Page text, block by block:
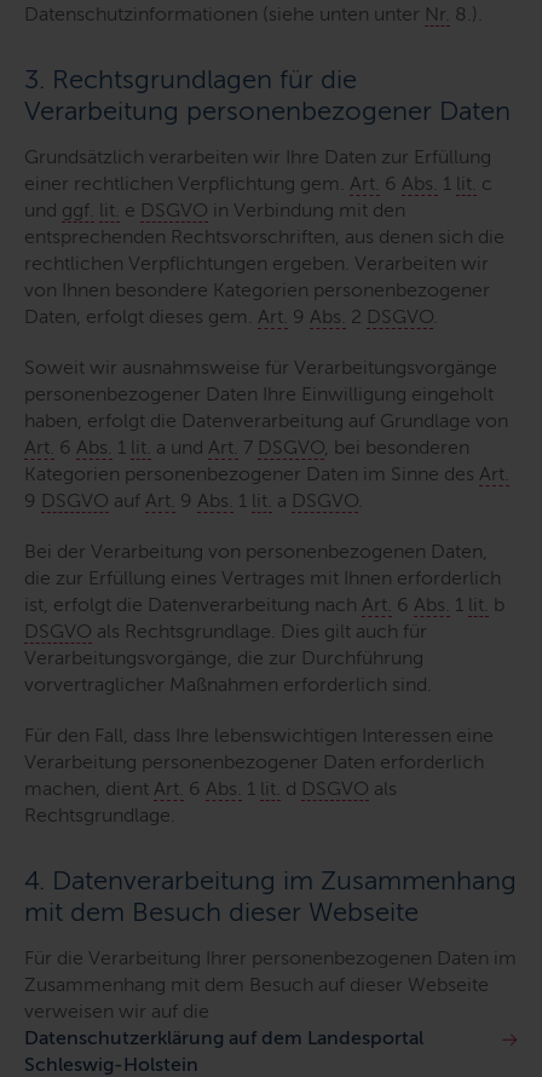
Datenschutzinformationen (siehe unten unter Nr. 8.).
3. Rechtsgrundlagen für die
Verarbeitung personenbezogener Daten
Grundsätzlich verarbeiten wir Ihre Daten zur Erfüllung
einer rechtlichen Verpflichtung gem. Art. 6 Abs. 1 lit. c
und ggf. lit. e DSGVO in Verbindung mit den
entsprechenden Rechtsvorschriften, aus denen sich die
rechtlichen Verpflichtungen ergeben. Verarbeiten wir
von Ihnen besondere Kategorien personenbezogener
Daten, erfolgt dieses gem. Art. 9 Abs. 2 DSGVO
Soweit wir ausnahmsweise für Verarbeitungsvorgänge
personenbezogener Daten Ihre Einwilligung eingeholt
haben, erfolgt die Datenverarbeitung auf Grundlage von
Art. 6 Abs. 1 lit. a und Art. 7 DSGVO, bei besonderen
Kategorien personenbezogener Daten im Sinne des Art.
9 DSGVO auf Art. 9 Abs. 1 lit. a DSGVO
Bei der Verarbeitung von personenbezogenen Daten,
die zur Erfüllung eines Vertrages mit Ihnen erforderlich
ist, erfolgt die Datenverarbeitung nach Art. 6 Abs. 1 lit. b
DSGVO als Rechtsgrundlage. Dies gilt auch für
Verarbeitungsvorgänge, die zur Durchführung
vorvertraglicher Maßnahmen erforderlich sind.
Für den Fall, dass Ihre lebenswichtigen Interessen eine
Verarbeitung personenbezogener Daten erforderlich
machen, dient Art. 6 Abs. 1 lit. d DSGVO als
Rechtsgrundlage.
4. Datenverarbeitung im Zusammenhang
mit dem Besuch dieser Webseite
Für die Verarbeitung Ihrer personenbezogenen Daten im
Zusammenhang mit dem Besuch auf dieser Webseite
verweisen wir auf die
Datenschutzerklärung auf dem Landesportal
Schleswig-Holstein